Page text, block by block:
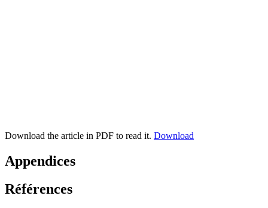
Download the article in PDF to read it. Download
Appendices
Références